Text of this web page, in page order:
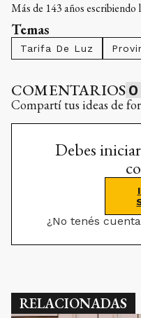
Más de 143 años
Temas
Tarifa De Luz
COMENTARIOS 0
Compartí tus ideas de
Debes
¿No tenés
RELACIONADAS